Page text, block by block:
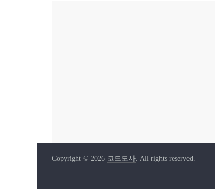
Copyright © 2026 코드도사. All rights reserved.